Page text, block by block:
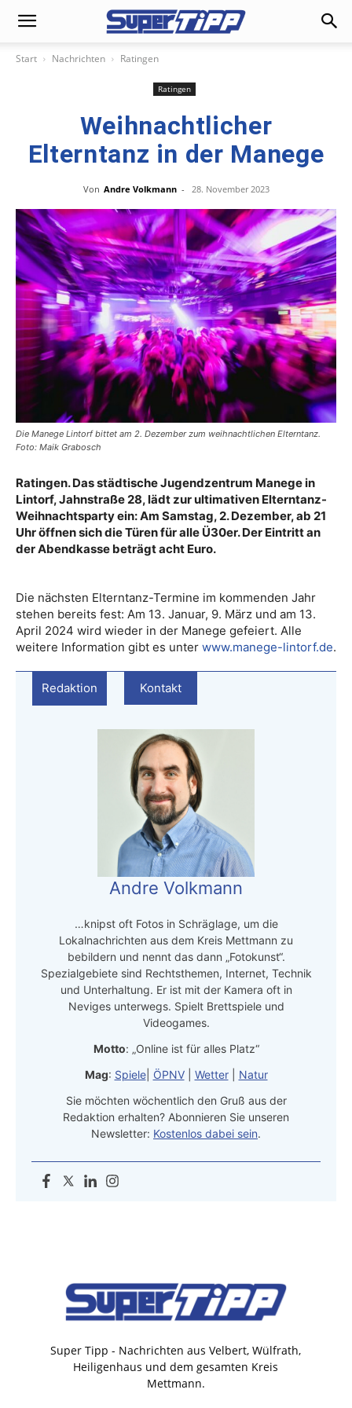
Start Nachrichten Ratingen
Ratingen
Weihnachtlicher
Elterntanz in der Manege
Von Andre Volkmann - 28. November 2023
Die Manege Lintorf bittet am 2. Dezember zum weihnachtlichen Elterntanz.
Foto: Maik Grabosch
Ratingen. Das städtische Jugendzentrum Manege in
Lintorf, Jahnstraße 28, lädt zur ultimativen Elterntanz-
Weihnachtsparty ein: Am Samstag, 2. Dezember, ab 21
Uhr öffnen sich die Türen für alle Ü30er. Der Eintritt an
der Abendkasse beträgt acht Euro.
Die nächsten Elterntanz-Termine im kommenden Jahr
stehen bereits fest: Am 13. Januar, 9. März und am 13.
April 2024 wird wieder in der Manege gefeiert. Alle
weitere Information gibt es unter www.manege-lintorf.de.
Redaktion Kontakt
Andre Volkmann
…knipst oft Fotos in Schräglage, um die
Lokalnachrichten aus dem Kreis Mettmann zu
bebildern und nennt das dann „Fotokunst“.
Spezialgebiete sind Rechtsthemen, Internet, Technik
und Unterhaltung. Er ist mit der Kamera oft in
Neviges unterwegs. Spielt Brettspiele und
Videogames.
Motto: „Online ist für alles Platz“
Mag: Spiele| ÖPNV| Wetter| Natur
Sie möchten wöchentlich den Gruß aus der
Redaktion erhalten? Abonnieren Sie unseren
Newsletter: Kostenlos dabei sein.
Super Tipp - Nachrichten aus Velbert, Wülfrath,
Heiligenhaus und dem gesamten Kreis
Mettmann.